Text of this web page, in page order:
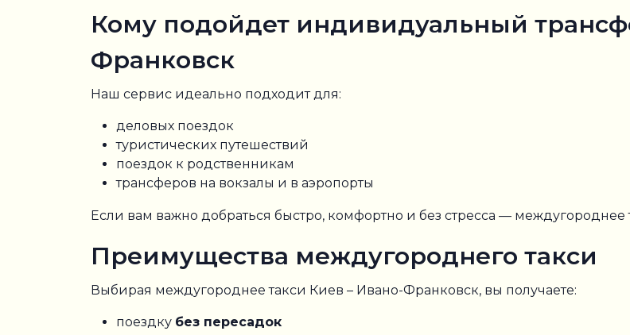
Кому подойдет индивидуальный
Франковск
Наш сервис идеально подходит для:
деловых поездок
туристических путешествий
поездок к родственникам
трансферов на вокзалы и в аэропорты
Если вам важно добраться быстро, комфортно и без стресса —
Преимущества междугороднего такси
Выбирая междугороднее такси Киев – Ивано-Франковск, вы получаете:
поездку без пересадок